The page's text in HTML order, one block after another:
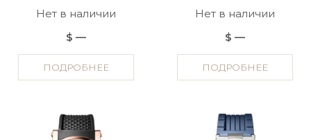
Нет в наличии
$ —
ПОДРОБНЕЕ
Нет в наличии
$ —
ПОДРОБНЕЕ